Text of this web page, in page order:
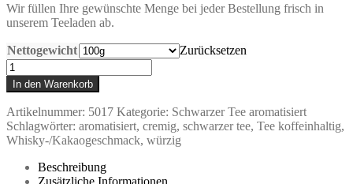
Wir füllen Ihre gewünschte Menge bei jeder Bestellung frisch in
unserem Teeladen ab.
Nettogewicht
Zurücksetzen
Schwarzer
Tee
Irish
Cream®
Menge
In den Warenkorb
Artikelnummer: 5017 Kategorie: Schwarzer Tee aromatisiert
Schlagwörter: aromatisiert, cremig, schwarzer tee, Tee koffeinhaltig,
Whisky-/Kakaogeschmack, würzig
Beschreibung
Zusätzliche Informationen